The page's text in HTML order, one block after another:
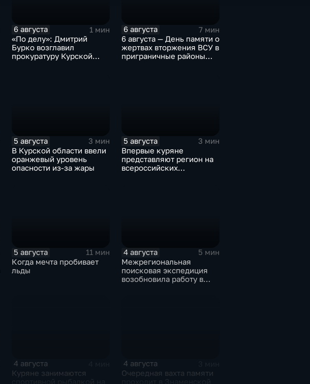
6 августа
1 мин
«По делу»: Дмитрий
Бурко возглавил
прокуратуру Курской
6 августа
7 мин
6 августа — День памяти о
жертвах вторжения ВСУ в
приграничные районы
5 августа
3 мин
В Курской области ввели
оранжевый уровень
опасности из-за жары
5 августа
3 мин
Впервые куряне
представляют регион на
всероссийских
5 августа
11 мин
Когда мечта пробивает
льды
4 августа
5 мин
Межрегиональная
поисковая экспедиция
возобновила работу в
4 августа
Куряне занимаются
4 августа
Очередная вахта памяти